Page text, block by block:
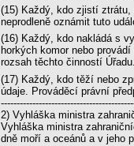
(15) Každý, kdo zjistí ztrátu,
neprodleně oznámit tuto
(16) Každý, kdo nakládá s
horkých komor nebo
rozsah těchto činností
(17) Každý, kdo těží nebo
údaje. Prováděcí právní
2) Vyhláška ministra
Vyhláška ministra
dně moří a oceánů a v jeho